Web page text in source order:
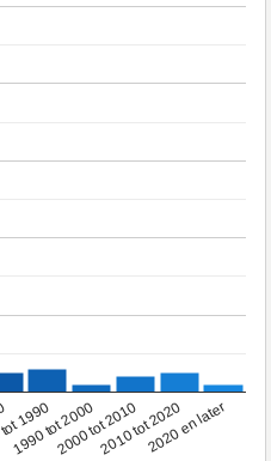
1990
1990 tot 20002000 tot 20102010 tot 20202020 en later